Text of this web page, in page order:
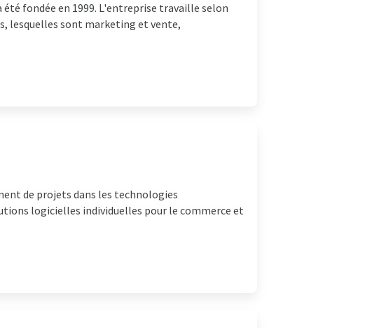
été fondée en 1999. L'entreprise travaille selon
lesquelles sont marketing et vente,
de projets dans les technologies
logicielles individuelles pour le commerce et